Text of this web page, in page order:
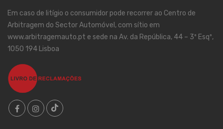
Em caso de litígio o consumidor pode recorrer ao Centro de
Arbitragem do Sector Automóvel, com sítio em
www.arbitragemauto.pt e sede na Av. da República, 44 – 3º Esqº,
1050 194 Lisboa